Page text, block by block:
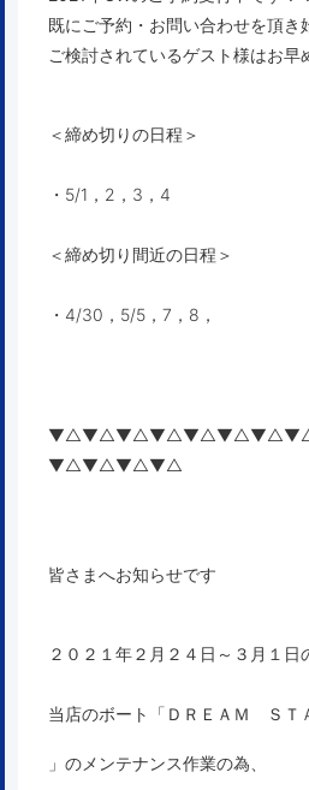
既にご予約・お問い合わせを頂き
ご検討されているゲスト様はお早
＜締め切りの日程＞
・5/1，2，3，4
＜締め切り間近の日程＞
・4/30，5/5，7，8，
▼△▼△▼△▼△
皆さまへお知らせです
２０２１年２月２４日～３月１日
当店のボート「ＤＲＥＡＭ ＳＴ
」のメンテナンス作業の為、